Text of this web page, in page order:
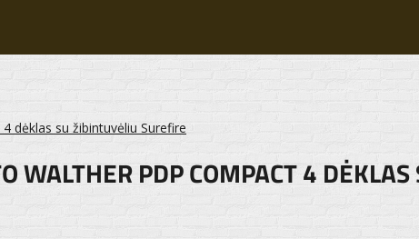
dėklas su žibintuvėliu Surefire
WALTHER PDP COMPACT 4